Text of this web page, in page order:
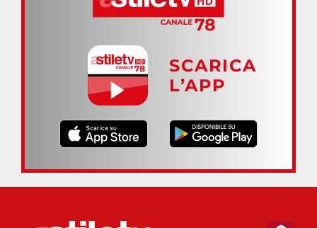
SCARICA
L’APP